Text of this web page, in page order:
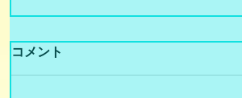
コメント